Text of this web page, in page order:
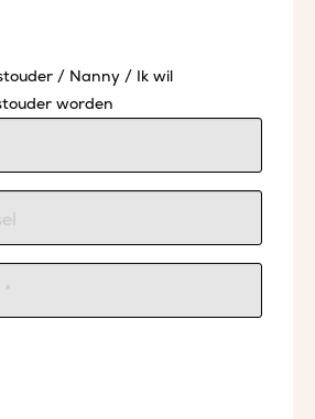
/ Nanny / Ik wil
worden